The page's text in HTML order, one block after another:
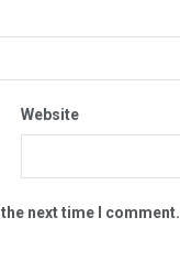
Website
next time I comment.